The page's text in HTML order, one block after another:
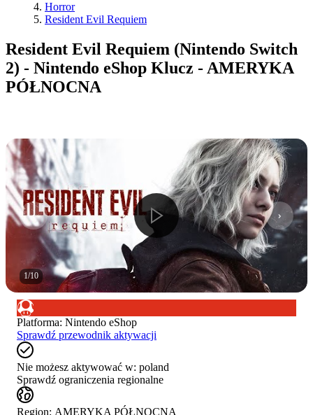
Horror
Resident Evil Requiem
Resident Evil Requiem (Nintendo Switch
2) - Nintendo eShop Klucz - AMERYKA
PÓŁNOCNA
1/10
Platforma: Nintendo eShop
Sprawdź przewodnik aktywacji
Nie możesz aktywować w: poland
Sprawdź ograniczenia regionalne
Region: AMERYKA PÓŁNOCNA